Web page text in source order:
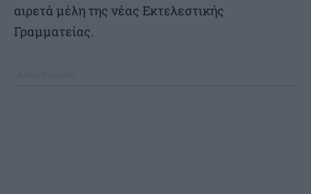
αιρετά μέλη της νέας Εκτελεστικής
Γραμματείας.